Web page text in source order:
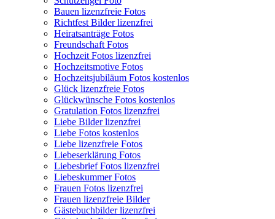
Bauen lizenzfreie Fotos
Richtfest Bilder lizenzfrei
Heiratsanträge Fotos
Freundschaft Fotos
Hochzeit Fotos lizenzfrei
Hochzeitsmotive Fotos
Hochzeitsjubiläum Fotos kostenlos
Glück lizenzfreie Fotos
Glückwünsche Fotos kostenlos
Gratulation Fotos lizenzfrei
Liebe Bilder lizenzfrei
Liebe Fotos kostenlos
Liebe lizenzfreie Fotos
Liebeserklärung Fotos
Liebesbrief Fotos lizenzfrei
Liebeskummer Fotos
Frauen Fotos lizenzfrei
Frauen lizenzfreie Bilder
Gästebuchbilder lizenzfrei